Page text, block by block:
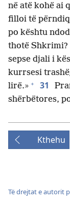
në atë kohë ai
filloi të
po kështu
thotë Shkrimi?
sepse djali i
kurrsesi
lirë.» + 31
shërbëtores,
Kthehu
Të drejtat e autorit